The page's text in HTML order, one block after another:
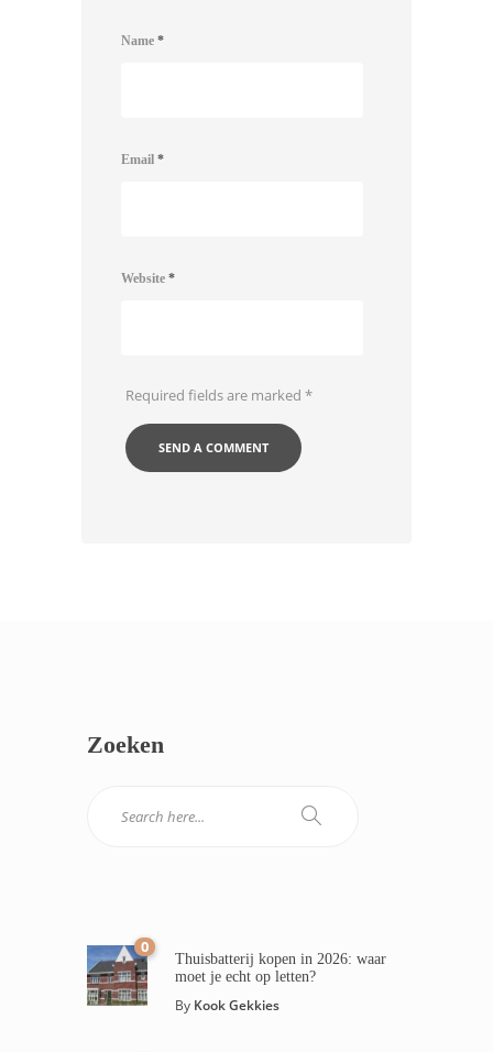
Name *
Email *
Website *
Required fields are marked *
Zoeken
0
Thuisbatterij kopen in 2026: waar
moet je echt op letten?
By Kook Gekkies